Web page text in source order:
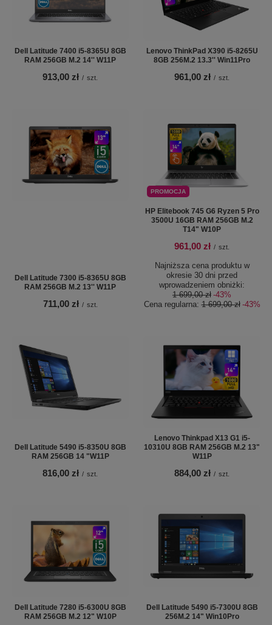
Dell Latitude 7400 i5-8365U 8GB
RAM 256GB M.2 14'' W11P
913,00 zł / szt.
Lenovo ThinkPad X390 i5-8265U
8GB 256M.2 13.3'' Win11Pro
961,00 zł / szt.
Dell Latitude 7300 i5-8365U 8GB
RAM 256GB M.2 13'' W11P
711,00 zł / szt.
PROMOCJA
HP Elitebook 745 G6 Ryzen 5 Pro
3500U 16GB RAM 256GB M.2
T14" W10P
961,00 zł / szt.
Najniższa cena produktu w
okresie 30 dni przed
wprowadzeniem obniżki:
1 699,00 zł -43%
Cena regularna:1 699,00 zł -43%
Dell Latitude 5490 i5-8350U 8GB
RAM 256GB 14 "W11P
816,00 zł / szt.
Lenovo Thinkpad X13 G1 i5-
10310U 8GB RAM 256GB M.2 13"
W11P
884,00 zł / szt.
Dell Latitude 7280 i5-6300U 8GB
RAM 256GB M.2 12" W10P
Dell Latitude 5490 i5-7300U 8GB
256M.2 14" Win10Pro